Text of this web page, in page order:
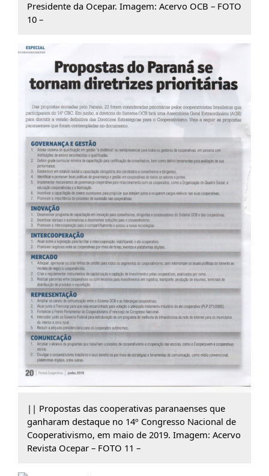
Presidente da Ocepar. Imagem: Acervo OCB – FOTO
10 –
|| Propostas das cooperativas paranaenses que
ganharam destaque no 14º Congresso Nacional de
Cooperativismo, em maio de 2019. Imagem: Acervo
Revista Ocepar – FOTO 11 –